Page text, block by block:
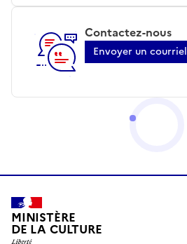
Contactez-nous
Envoyer un courriel
MINISTÈRE
DE LA CULTURE